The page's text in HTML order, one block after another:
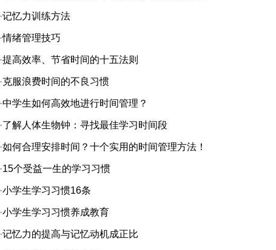
·记忆力训练方法
·情绪管理技巧
·提高效率、节省时间的十五法则
·克服浪费时间的不良习惯
·中学生如何高效地进行时间管理？
·了解人体生物钟：寻找最佳学习时间段
·如何合理安排时间？十个实用的时间管理方法！
·15个受益一生的学习习惯
·小学生学习习惯16条
·小学生学习习惯养成教育
·记忆力的提高与记忆动机成正比